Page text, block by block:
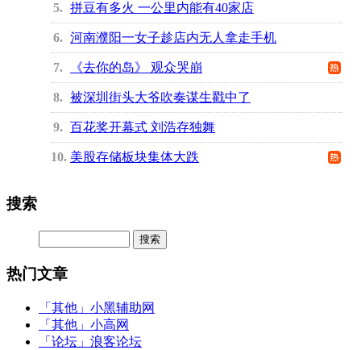
5 拼豆有多火 一公里内能有40家店
6 河南濮阳一女子趁店内无人拿走手机
7 《去你的岛》 观众哭崩
8 被深圳街头大爷吹奏谋生戳中了
9 百花奖开幕式 刘浩存独舞
10 美股存储板块集体大跌
搜索
热门文章
「其他」 小黑辅助网
「其他」 小高网
「论坛」 浪客论坛